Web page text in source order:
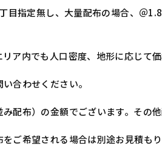
目指定無し、大量配布の場合、＠
ア内でも人口密度、地形に応じて
合わせください。
配布）の金額でございます。その
ご希望される場合は別途お見積もり